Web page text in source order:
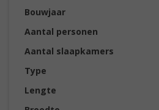
Bouwjaar
Aantal personen
Aantal slaapkamers
Type
Lengte